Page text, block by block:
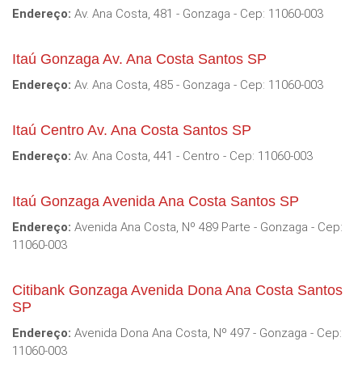
Endereço: Av. Ana Costa, 481 - Gonzaga - Cep: 11060-003
Itaú Gonzaga Av. Ana Costa Santos SP
Endereço: Av. Ana Costa, 485 - Gonzaga - Cep: 11060-003
Itaú Centro Av. Ana Costa Santos SP
Endereço: Av. Ana Costa, 441 - Centro - Cep: 11060-003
Itaú Gonzaga Avenida Ana Costa Santos SP
Endereço: Avenida Ana Costa, Nº 489 Parte - Gonzaga - Cep:
11060-003
Citibank Gonzaga Avenida Dona Ana Costa Santos
SP
Endereço: Avenida Dona Ana Costa, Nº 497 - Gonzaga - Cep:
11060-003